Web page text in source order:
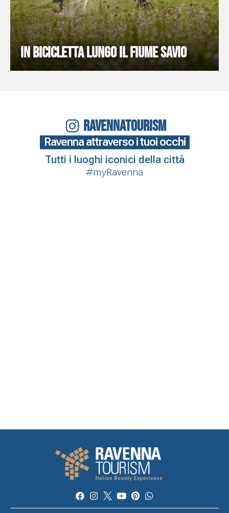
IN BICICLETTA LUNGO IL FIUME SAVIO
RAVENNATOURISM
Ravenna attraverso i tuoi occhi
Tutti i luoghi iconici della città
#myRavenna